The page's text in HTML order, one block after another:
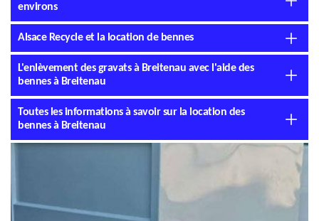
environs
Alsace Recycle et la location de bennes
L'enlèvement des gravats à Breitenau avec l'aide des
bennes à Breitenau
Toutes les informations à savoir sur la location des
bennes à Breitenau